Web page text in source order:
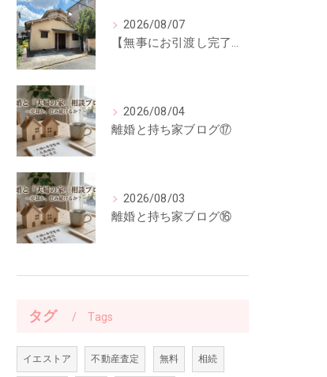
2026/08/07
【無事にお引渡し完了】「ご縁に感謝。」前回ご紹介した中古一戸建てのお引渡しが終了しました
2026/08/04
離婚と持ち家ブログ⑰
2026/08/03
離婚と持ち家ブログ⑯
タグ Tags
イエストア 不動産査定 無料 相続